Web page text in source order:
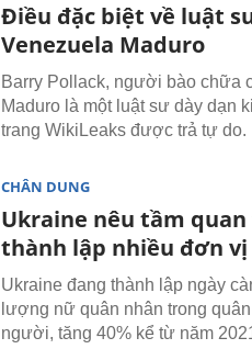
Điều đặc biệt về luật
Venezuela Maduro
Barry Pollack, người bào chữa
Maduro là một luật sư dày dạn
trang WikiLeaks được trả tự do.
CHÂN DUNG
Ukraine nêu tầm
thành lập nhiều đơn
Ukraine đang thành lập ngày
lượng nữ quân nhân trong
người, tăng 40% kể từ năm